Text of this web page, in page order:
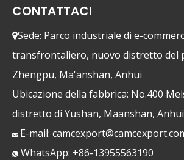
CONTATTACI
Sede: Parco industriale di e-
transfrontaliero, nuovo distretto del
Zhengpu, Ma'anshan, Anhui
Ubicazione della fabbrica: No.400
distretto di Yushan, Maanshan,
 E-mail:
 WhatsApp: +86-13955563190